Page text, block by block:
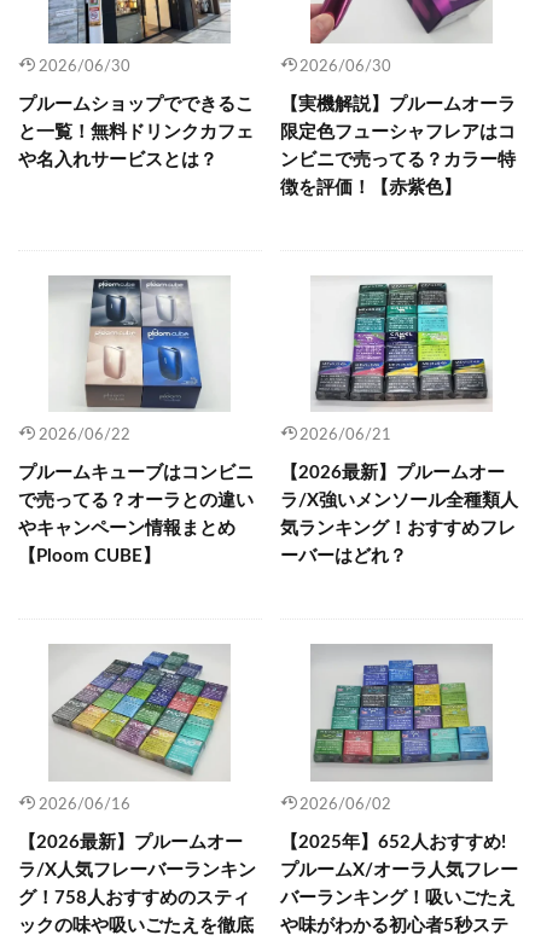
2026/06/30
プルームショップでできるこ
と一覧！無料ドリンクカフェ
や名入れサービスとは？
2026/06/30
【実機解説】プルームオーラ
限定色フューシャフレアはコ
ンビニで売ってる？カラー特
徴を評価！【赤紫色】
2026/06/22
プルームキューブはコンビニ
で売ってる？オーラとの違い
やキャンペーン情報まとめ
【Ploom CUBE】
2026/06/21
【2026最新】プルームオー
ラ/X強いメンソール全種類人
気ランキング！おすすめフレ
ーバーはどれ？
2026/06/16
【2026最新】プルームオー
ラ/X人気フレーバーランキン
グ！758人おすすめのスティ
ックの味や吸いごたえを徹底
2026/06/02
【2025年】652人おすすめ!
プルームX/オーラ人気フレー
バーランキング！吸いごたえ
や味がわかる初心者5秒ステ